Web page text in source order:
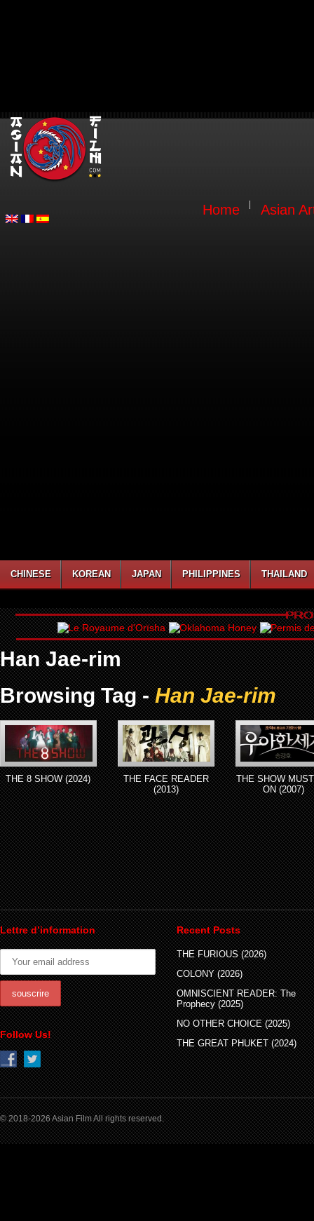
Home Asian
CHINESE KOREAN JAPAN PHILIPPINES THAILAND
Han Jae-rim
Browsing Tag -Han Jae-rim
THE 8 SHOW (2024)
THE FACE READER
(2013)
THE SHOW
ON (2007)
Lettre d’information
Follow Us!
Recent Posts
THE FURIOUS (2026)
COLONY (2026)
OMNISCIENT READER: The
Prophecy (2025)
NO OTHER CHOICE (2025)
THE GREAT PHUKET (2024)
© 2018-2026 Asian Film All rights reserved.